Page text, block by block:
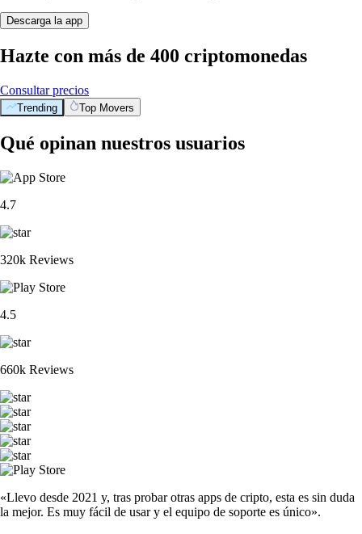
Descarga la app
Hazte con más de 400 criptomonedas
Consultar precios
Trending Top Movers
Qué opinan nuestros usuarios
4.7
320k Reviews
4.5
660k Reviews
«Llevo desde 2021 y, tras probar otras apps de cripto, esta es sin duda
la mejor. Es muy fácil de usar y el equipo de soporte es único».